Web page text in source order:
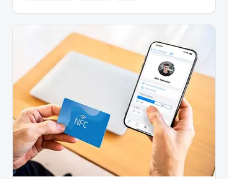
se conheceram, em que estão a trabalhar, no que dar